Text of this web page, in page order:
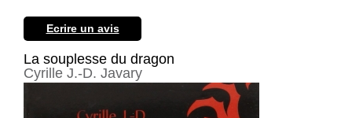
XXe siècle
Ecrire un avis
La souplesse du dragon
Cyrille J.-D. Javary